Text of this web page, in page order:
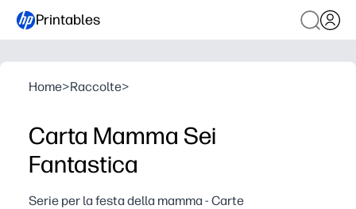
Printables
Home>Raccolte>
Carta Mamma Sei
Fantastica
Serie per la festa della mamma - Carte